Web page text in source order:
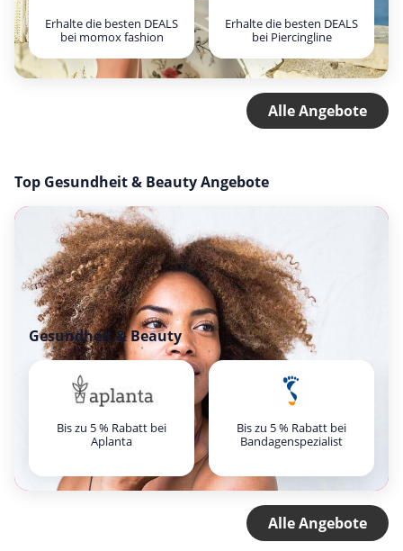
Erhalte die besten DEALS
bei momox fashion
Erhalte die besten DEALS
bei Piercingline
Alle Angebote
Top Gesundheit & Beauty Angebote
Gesundheit & Beauty
Bis zu 5 % Rabatt bei
Aplanta
Bis zu 5 % Rabatt bei
Bandagenspezialist
Alle Angebote